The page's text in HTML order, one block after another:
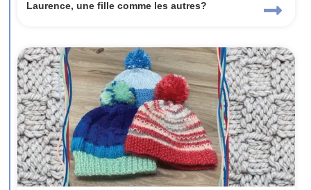
Laurence, une fille comme les autres?